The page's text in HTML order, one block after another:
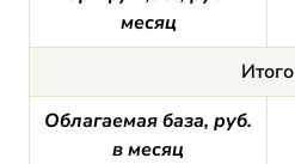
месяц
Итого
Облагаемая база, руб.
в месяц